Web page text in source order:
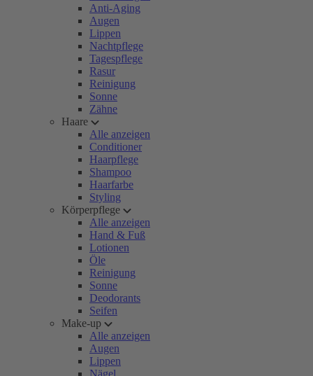
Anti-Aging
Augen
Lippen
Nachtpflege
Tagespflege
Rasur
Reinigung
Sonne
Zähne
Haare
Alle anzeigen
Conditioner
Haarpflege
Shampoo
Haarfarbe
Styling
Körperpflege
Alle anzeigen
Hand & Fuß
Lotionen
Öle
Reinigung
Sonne
Deodorants
Seifen
Make-up
Alle anzeigen
Augen
Lippen
Nägel